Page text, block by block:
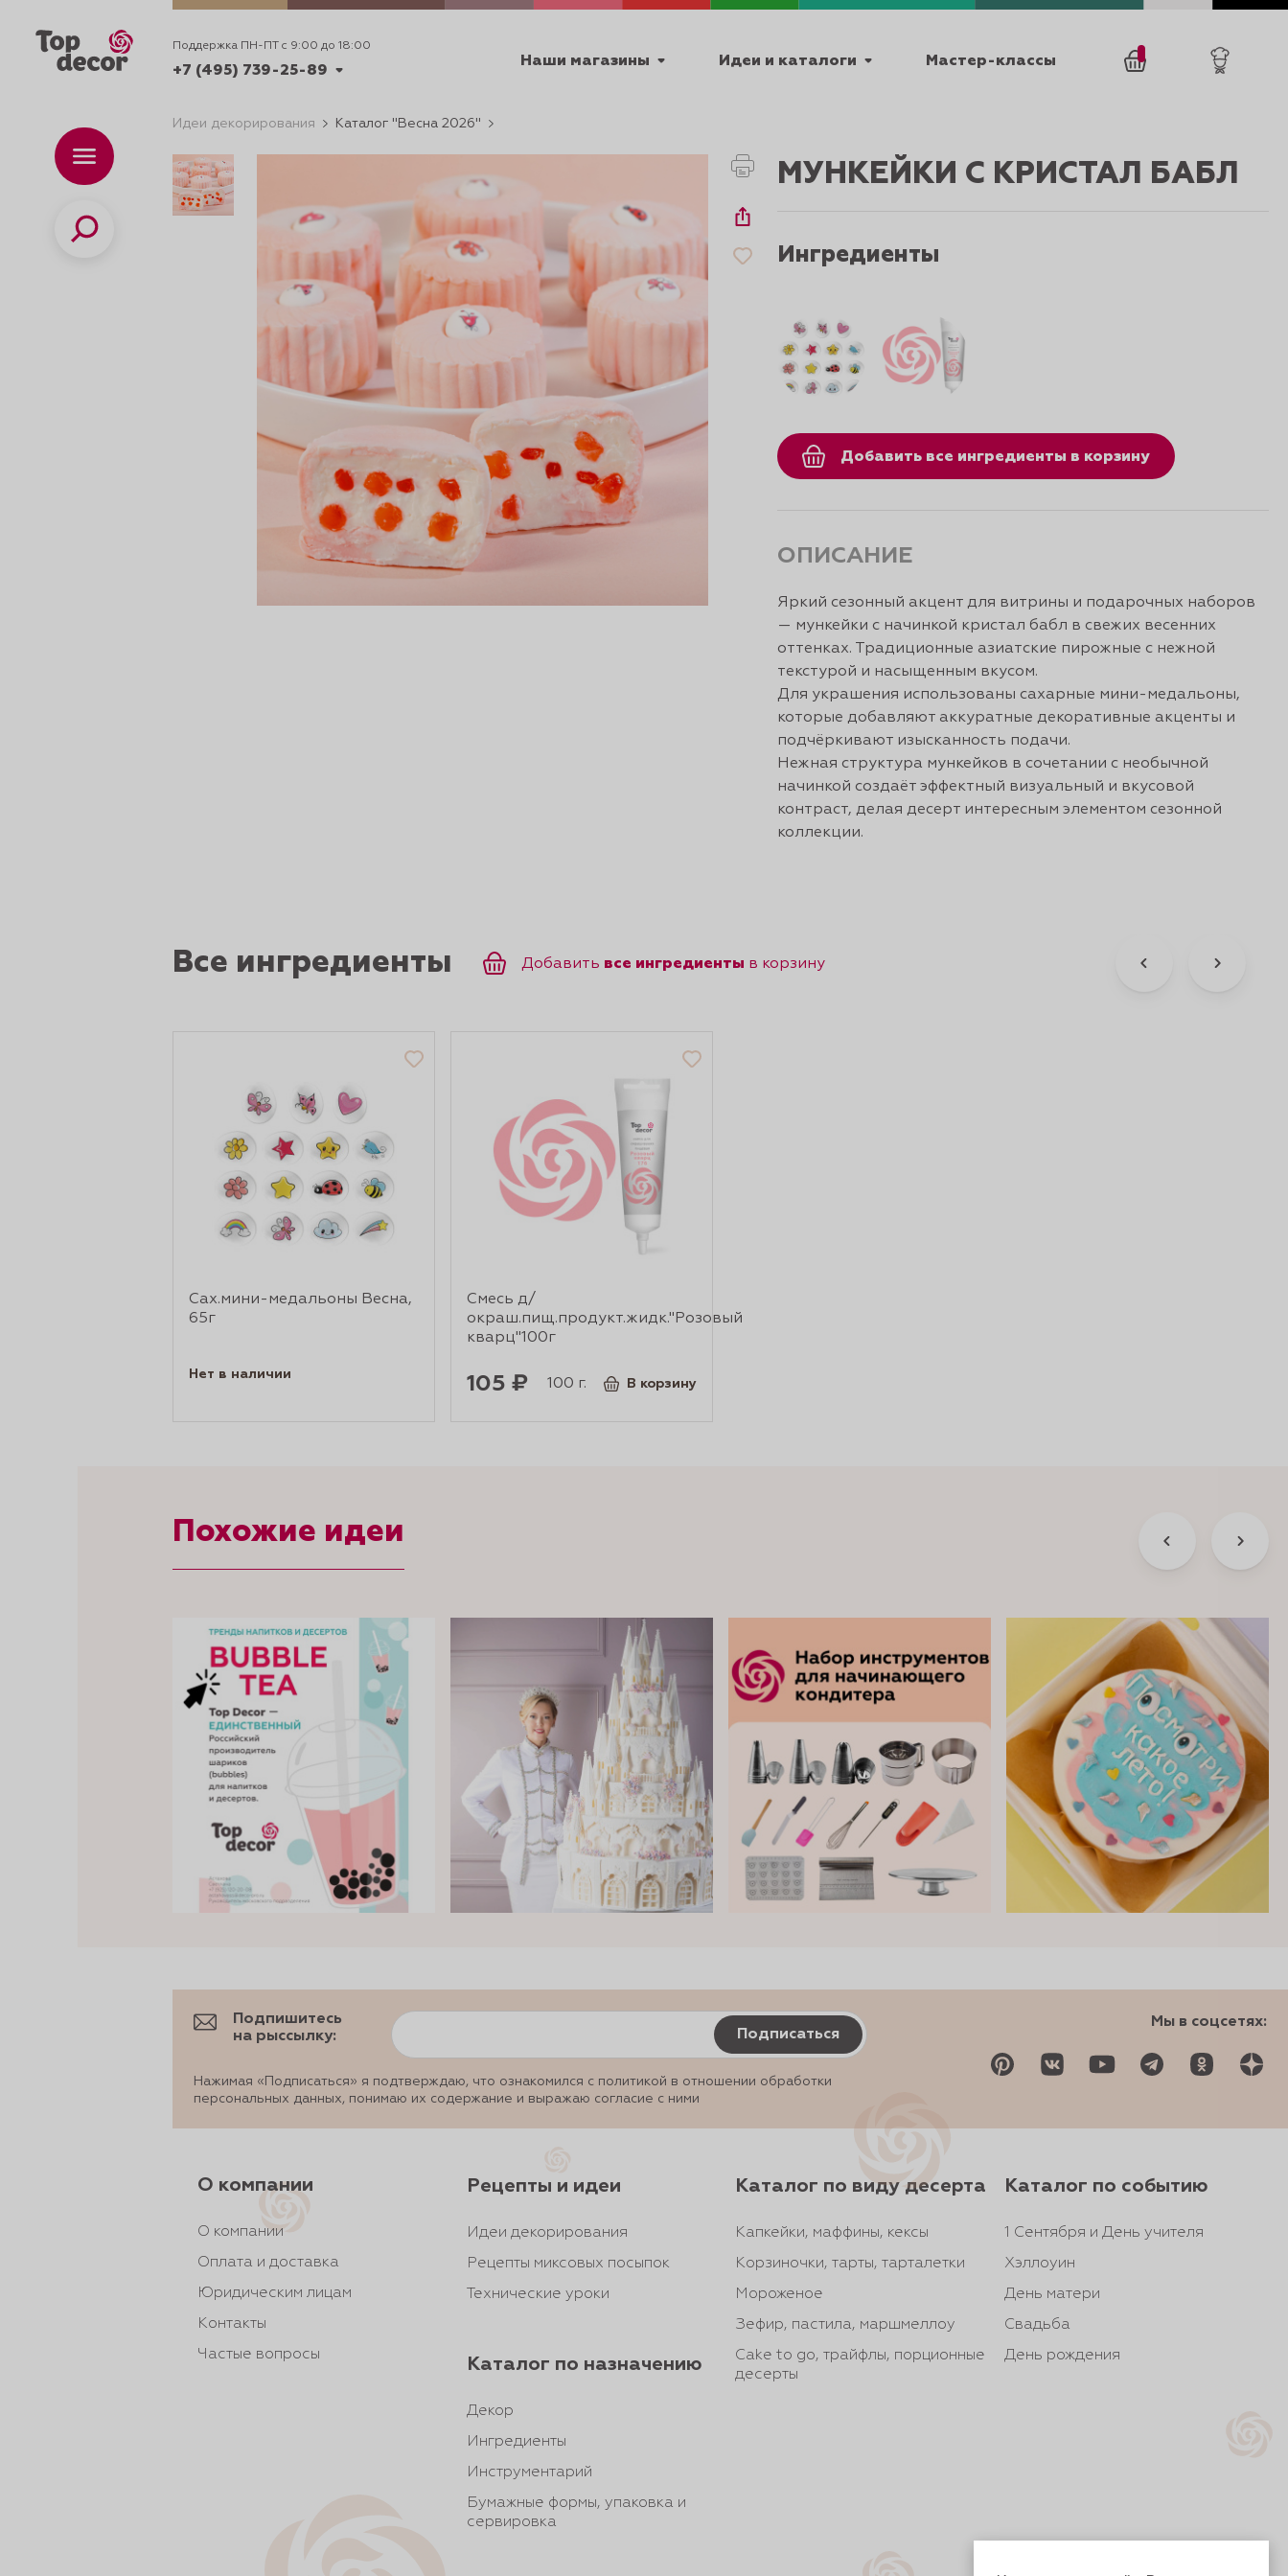
Поддержка ПН-ПТ с 9:00 до 18:00
+7 (495) 739-25-89
+7 (495) 739-62-70
+7 (495) 739-25-89
Время работы
Наши магазины Идеи и каталоги
ИДЕИ
ДЕКОРИРОВАНИЯ
ТЕХНИЧЕСКИЕ
УРОКИ ПАСХА 2025
Мастер-классы
Каталог
Поиск
Идеи декорирования Каталог "Весна 2026"
МУНКЕЙКИ С КРИСТАЛ БАБЛ
Ингредиенты
Добавить все ингредиенты в корзину
ОПИСАНИЕ
Яркий сезонный акцент для витрины и подарочных наборов
— мункейки с начинкой кристал бабл в свежих весенних
оттенках. Традиционные азиатские пирожные с нежной
текстурой и насыщенным вкусом.
Для украшения использованы сахарные мини-медальоны,
которые добавляют аккуратные декоративные акценты и
подчёркивают изысканность подачи.
Нежная структура мункейков в сочетании с необычной
начинкой создаёт эффектный визуальный и вкусовой
контраст, делая десерт интересным элементом сезонной
коллекции.
Все ингредиенты Добавить все ингредиенты в корзину
Сах.мини-медальоны Весна,
65г
Нет в наличии
Смесь д/
окраш.пищ.продукт.жидк."Розовый
кварц"100г
105 ₽ 100 г. В корзину
Похожие идеи
Подпишитесь
на рыссылку:
Подписаться
Нажимая «Подписаться» я подтверждаю, что ознакомился с политикой в отношении обработки
персональных данных, понимаю их содержание и выражаю согласие с ними
Мы в соцсетях:
О компании
О компании
Оплата и доставка
Юридическим лицам
Контакты
Частые вопросы
Рецепты и идеи
Идеи декорирования
Рецепты миксовых посыпок
Технические уроки
Каталог по назначению
Декор
Ингредиенты
Инструментарий
Бумажные формы, упаковка и
сервировка
Каталог по виду десерта
Капкейки, маффины, кексы
Корзиночки, тарты, тарталетки
Мороженое
Зефир, пастила, маршмеллоу
Cake to go, трайфлы, порционные
десерты
Каталог по событию
1 Сентября и День учителя
Хэллоуин
День матери
Свадьба
День рождения